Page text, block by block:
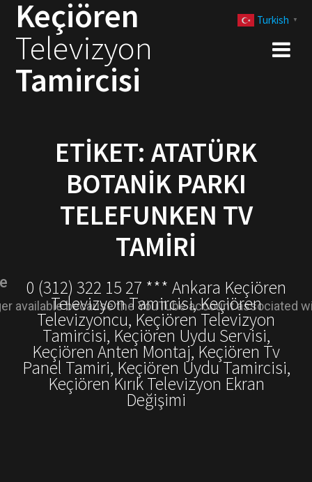
Keçiören
Televizyon
Tamircisi
ETIKET: ATATÜRK
BOTANIK PARKI
TELEFUNKEN TV
TAMIRI
0 (312) 322 15 27 *** Ankara Keçiören
Televizyon Tamircisi, Keçiören
Televizyoncu, Keçiören Televizyon
Tamircisi, Keçiören Uydu Servisi,
Keçiören Anten Montaj, Keçiören Tv
Panel Tamiri, Keçiören Uydu Tamircisi,
Keçiören Kırık Televizyon Ekran
Değişimi
Turkish ▼